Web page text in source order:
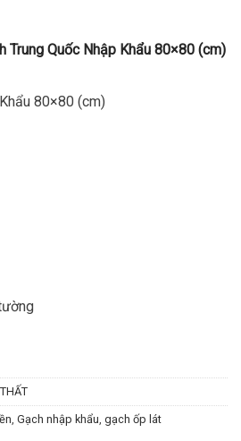
Trung Quốc Nhập Khẩu 80×80 (cm)
80×80 (cm)
Gạch nhập khẩu gạch ốp lát